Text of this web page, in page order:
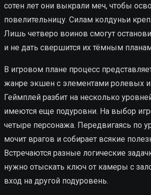
сотен лет они выкрали меч, чтобы
повелительницу. Силам колдуньи
Лишь четверо воинов смогут
и не дать свершится их тёмным
В игровом плане процесс
жанре экшен с элементами ролевых и
Геймплей разбит на несколько
имеются еще подуровни. На выбор
четыре персонажа. Передвигаясь по
мочит врагов и собирает всякие
Встречаются разные логические
нужно отыскать ключ от камеры с
вход на другой подуровень.